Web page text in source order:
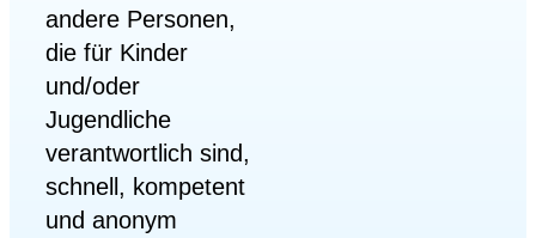
andere Personen,
die für Kinder
und/oder
Jugendliche
verantwortlich sind,
schnell, kompetent
und anonym